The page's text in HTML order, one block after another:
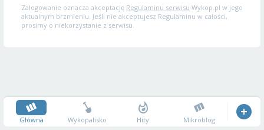
Zalogowanie oznacza akceptację Regulaminu serwisu Wykop.pl w jego
aktualnym brzmieniu. Jeśli nie akceptujesz Regulaminu w całości,
prosimy o niekorzystanie z serwisu.
Główna Wykopalisko Hity Mikroblog